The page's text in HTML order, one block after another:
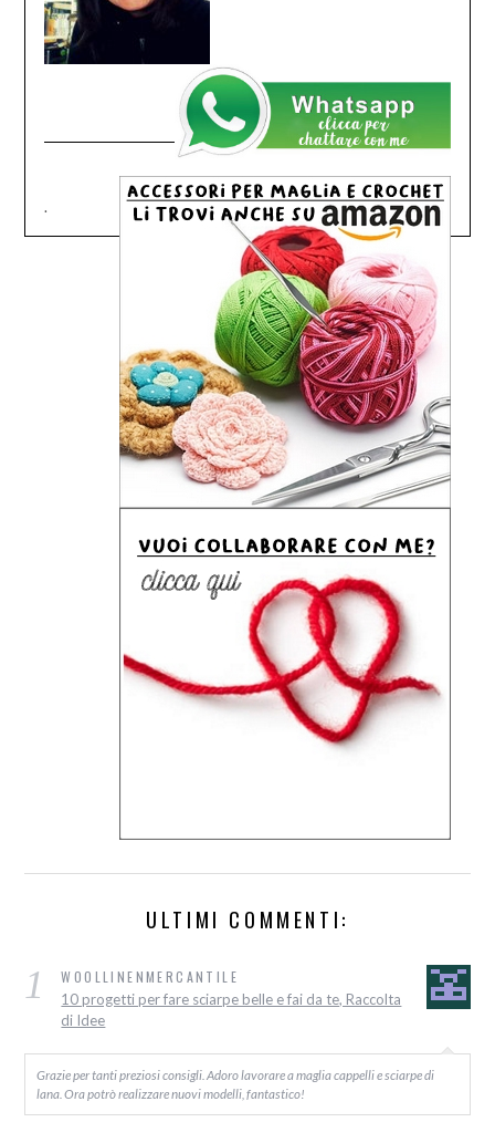
.
ULTIMI COMMENTI:
1 WOOLLINENMERCANTILE
10 progetti per fare sciarpe belle e fai da te, Raccolta
di Idee
Grazie per tanti preziosi consigli. Adoro lavorare a maglia cappelli e sciarpe di
lana. Ora potrò realizzare nuovi modelli, fantastico!